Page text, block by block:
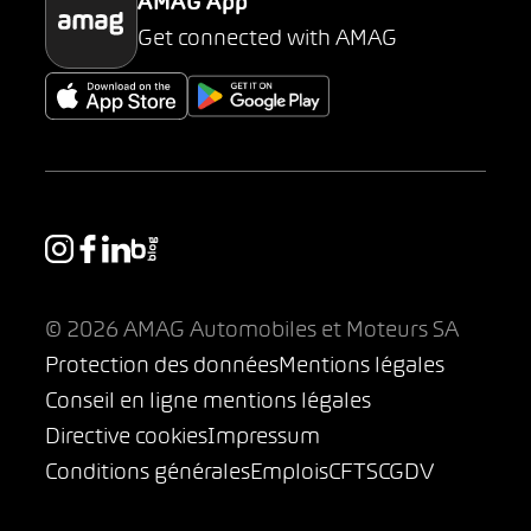
AMAG App
Get connected with AMAG
© 2026 AMAG Automobiles et Moteurs SA
Protection des donnéesMentions légales
Conseil en ligne mentions légales
Directive cookiesImpressum
Conditions généralesEmploisCFTSCGDV